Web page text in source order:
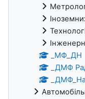
_МФ_ДН
_ДМФ